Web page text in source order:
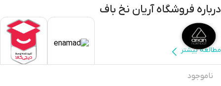
ناموجود
درباره فروشگاهآریان نخ باف
مطالعه بیشتر